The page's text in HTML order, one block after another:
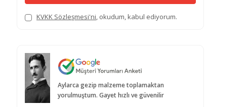
KVKK Sözleşmesi'ni, okudum, kabul ediyorum.
Aylarca gezip malzeme toplamaktan
yorulmuştum. Gayet hızlı ve güvenilir